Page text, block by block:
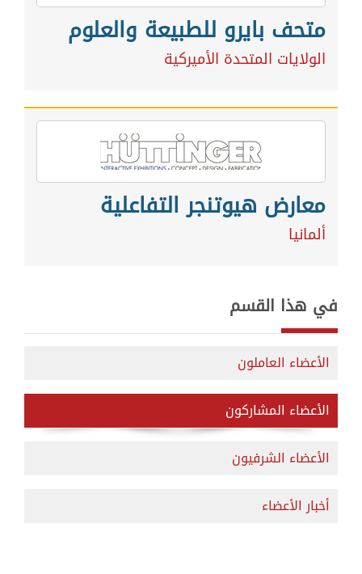
متحف بايرو للطبيعة والعلوم
الولايات المتحدة الأميركية
معارض هيوتنجر التفاعلية
ألمانيا
في هذا القسم
الأعضاء العاملون
الأعضاء المشاركون
الأعضاء الشرفيون
أخبار الأعضاء